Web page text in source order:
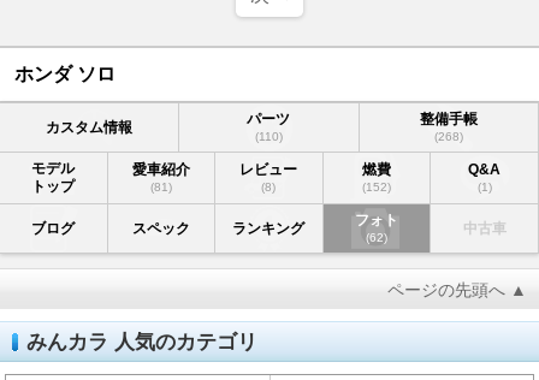
ホンダ ソロ
カスタム情報 パーツ
(110)
整備手帳
(268)
モデル
トップ
愛車紹介
(81)
レビュー
(8)
燃費
(152)
Q&A
(1)
ブログ スペック ランキング フォト
(62)
中古車
ページの先頭へ ▲
みんカラ 人気のカテゴリ